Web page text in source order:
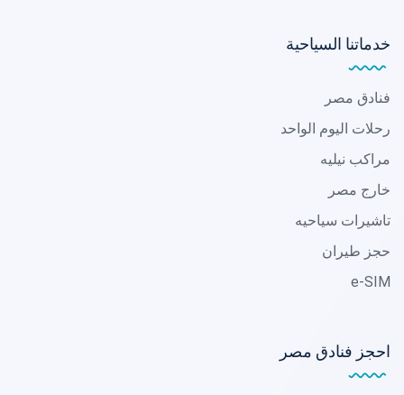
خدماتنا السياحية
فنادق مصر
رحلات اليوم الواحد
مراكب نيليه
خارج مصر
تاشيرات سياحيه
حجز طيران
e-SIM
احجز فنادق مصر